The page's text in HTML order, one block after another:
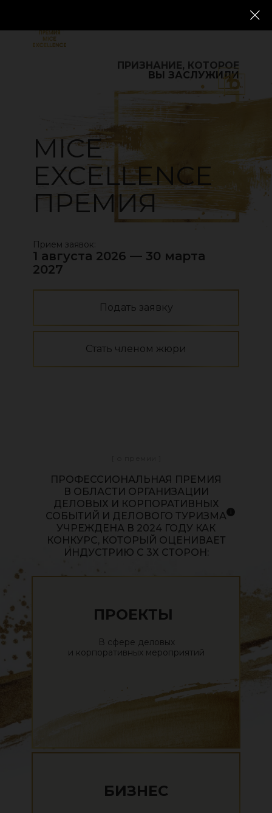
MICE
EXCELLENCE
ПРЕМИЯ
ПРИЗНАНИЕ, КОТОРОЕ
ВЫ ЗАСЛУЖИЛИ
Прием заявок:
1 августа 2026 — 30 марта
2027
Подать заявку
Стать членом жюри
ПРОФЕССИОНАЛЬНАЯ ПРЕМИЯ
В ОБЛАСТИ ОРГАНИЗАЦИИ
ДЕЛОВЫХ И КОРПОРАТИВНЫХ
СОБЫТИЙ И ДЕЛОВОГО ТУРИЗМА
УЧРЕЖДЕНА В 2024 ГОДУ КАК
КОНКУРС, КОТОРЫЙ ОЦЕНИВАЕТ
ИНДУСТРИЮ С 3Х СТОРОН:
ПРОЕКТЫ
В сфере деловых
и корпоративных мероприятий
БИЗНЕС